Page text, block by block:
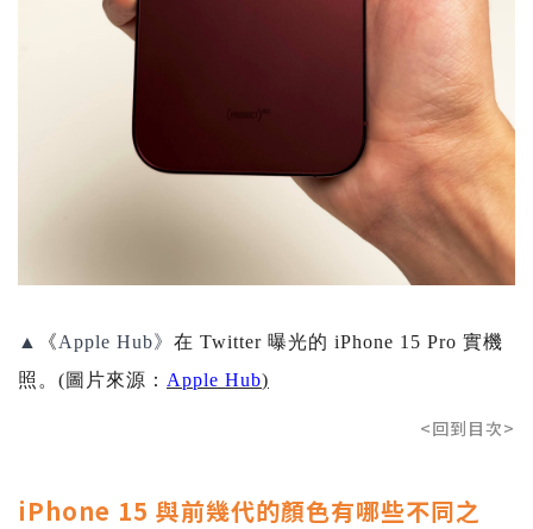
▲ 《Apple Hub》 在 Twitter 曝光的 iPhone 15 Pro 實機
照。(圖片來源： Apple Hub)
<回到目次>
iPhone 15 與前幾代的顏色有哪些不同之